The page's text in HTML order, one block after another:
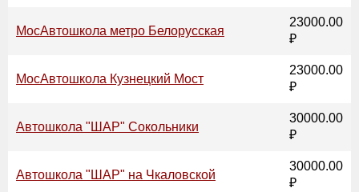
МосАвтошкола метро Белорусская
23000.00
₽
МосАвтошкола Кузнецкий Мост
23000.00
₽
Автошкола "ШАР" Сокольники
30000.00
₽
Автошкола "ШАР" на Чкаловской
30000.00
₽